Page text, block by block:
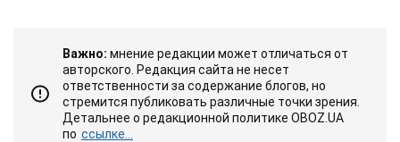
Важно: мнение редакции может отличаться от
авторского. Редакция сайта не несет
ответственности за содержание блогов, но
стремится публиковать различные точки зрения.
Детальнее о редакционной политике OBOZ.UA
по ссылке...